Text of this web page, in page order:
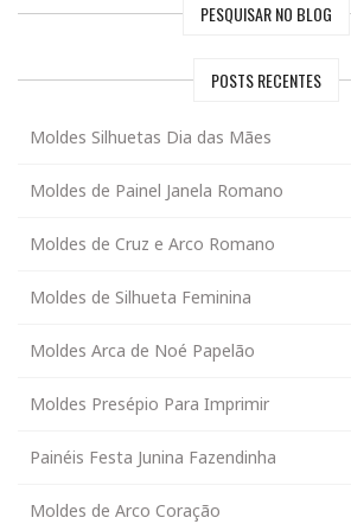
PESQUISAR NO BLOG
POSTS RECENTES
Moldes Silhuetas Dia das Mães
Moldes de Painel Janela Romano
Moldes de Cruz e Arco Romano
Moldes de Silhueta Feminina
Moldes Arca de Noé Papelão
Moldes Presépio Para Imprimir
Painéis Festa Junina Fazendinha
Moldes de Arco Coração